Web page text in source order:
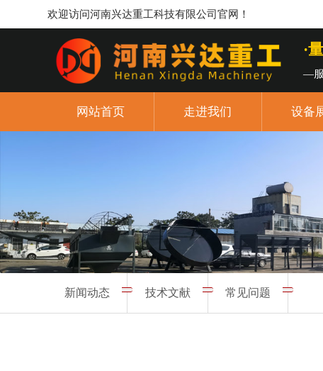
欢迎访问河南兴达重工科技有限公司官网！
·
—服
网站首页 走进我们 设备
新闻动态 技术文献 常见问题